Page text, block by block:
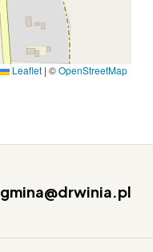
Leaflet | ©OpenStreetMap
gmina@drwinia.pl